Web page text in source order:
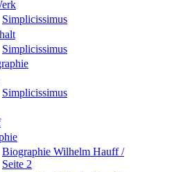
Simplicissimus
Simplicissimus
Simplicissimus
Biographie Wilhelm Hauff /
Seite 2